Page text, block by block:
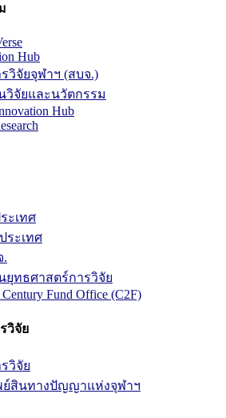
Hub
วิจัยจุฬาฯ (สบจ.)
วิจัยและนวัตกรรม
Hub
ะเทศ
ระเทศ
.
ทธศาสตร์การวิจัย
Century Fund Office (C2F)
วิจัย
วิจัย
สินทางปัญญาแห่งจุฬาฯ